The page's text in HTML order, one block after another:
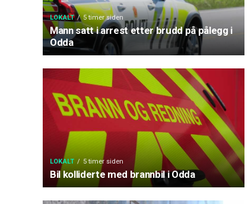
LOKALT 5 timer siden
Mann satt i arrest etter brudd på pålegg i
Odda
LOKALT 5 timer siden
Bil kolliderte med brannbil i Odda